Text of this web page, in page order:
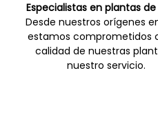
Especialistas en plantas
Desde nuestros orígenes
estamos comprometidos
calidad de nuestras
nuestro servicio.